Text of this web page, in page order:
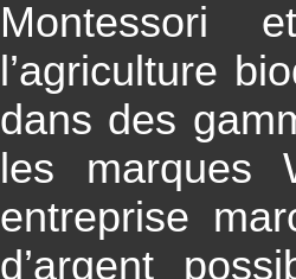
Montessori
l’agriculture
dans des
les marques
entreprise
d’argent